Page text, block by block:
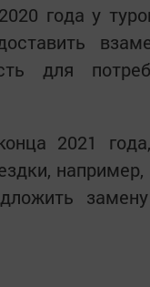
года у
для
2021